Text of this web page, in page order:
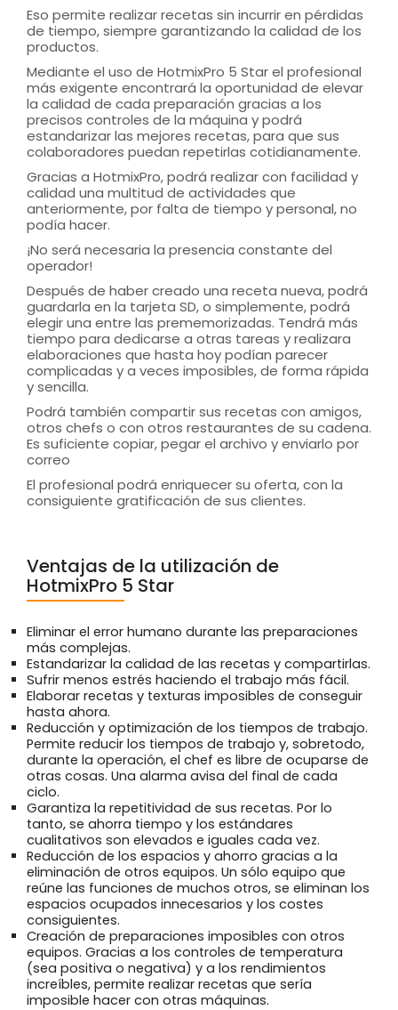
Eso permite realizar recetas sin incurrir en pérdidas
de tiempo, siempre garantizando la calidad de los
productos.
Mediante el uso de HotmixPro 5 Star el profesional
más exigente encontrará la oportunidad de elevar
la calidad de cada preparación gracias a los
precisos controles de la máquina y podrá
estandarizar las mejores recetas, para que sus
colaboradores puedan repetirlas cotidianamente.
Gracias a HotmixPro, podrá realizar con facilidad y
calidad una multitud de actividades que
anteriormente, por falta de tiempo y personal, no
podía hacer.
¡No será necesaria la presencia constante del
operador!
Después de haber creado una receta nueva, podrá
guardarla en la tarjeta SD, o simplemente, podrá
elegir una entre las prememorizadas. Tendrá más
tiempo para dedicarse a otras tareas y realizara
elaboraciones que hasta hoy podían parecer
complicadas y a veces imposibles, de forma rápida
y sencilla.
Podrá también compartir sus recetas con amigos,
otros chefs o con otros restaurantes de su cadena.
Es suficiente copiar, pegar el archivo y enviarlo por
correo
El profesional podrá enriquecer su oferta, con la
consiguiente gratificación de sus clientes.
Ventajas de la utilización de
HotmixPro 5 Star
Eliminar el error humano durante las preparaciones
más complejas.
Estandarizar la calidad de las recetas y compartirlas.
Sufrir menos estrés haciendo el trabajo más fácil.
Elaborar recetas y texturas imposibles de conseguir
hasta ahora.
Reducción y optimización de los tiempos de trabajo.
Permite reducir los tiempos de trabajo y, sobretodo,
durante la operación, el chef es libre de ocuparse de
otras cosas. Una alarma avisa del final de cada
ciclo.
Garantiza la repetitividad de sus recetas. Por lo
tanto, se ahorra tiempo y los estándares
cualitativos son elevados e iguales cada vez.
Reducción de los espacios y ahorro gracias a la
eliminación de otros equipos. Un sólo equipo que
reúne las funciones de muchos otros, se eliminan los
espacios ocupados innecesarios y los costes
consiguientes.
Creación de preparaciones imposibles con otros
equipos. Gracias a los controles de temperatura
(sea positiva o negativa) y a los rendimientos
increíbles, permite realizar recetas que sería
imposible hacer con otras máquinas.